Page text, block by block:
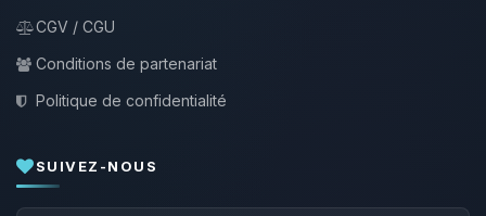
CGV / CGU
Conditions de partenariat
Politique de confidentialité
SUIVEZ-NOUS